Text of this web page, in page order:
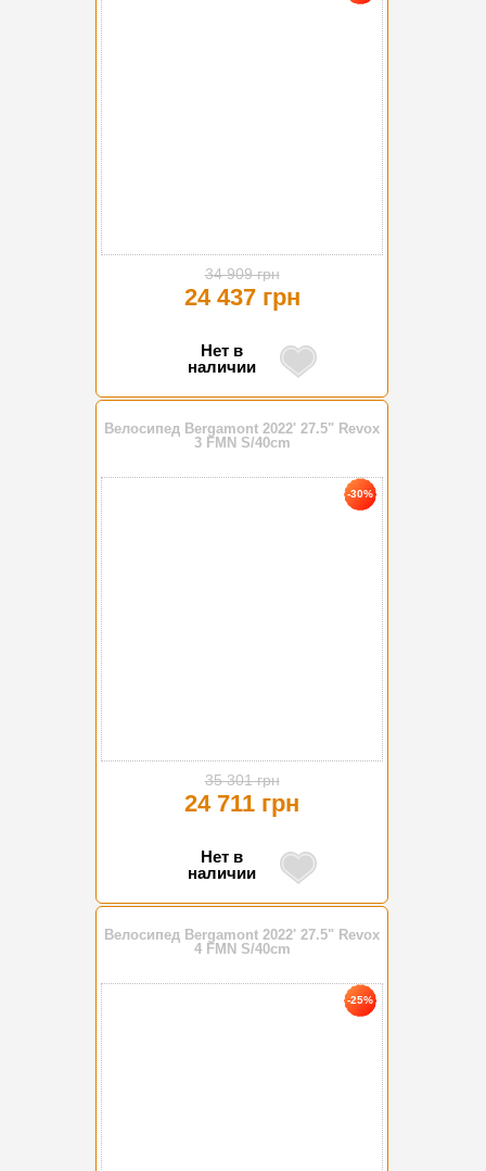
34 909 грн
24 437 грн
Нет в
наличии
Велосипед Bergamont 2022' 27.5" Revox
3 FMN S/40cm
-30%
35 301 грн
24 711 грн
Нет в
наличии
Велосипед Bergamont 2022' 27.5" Revox
4 FMN S/40cm
-25%